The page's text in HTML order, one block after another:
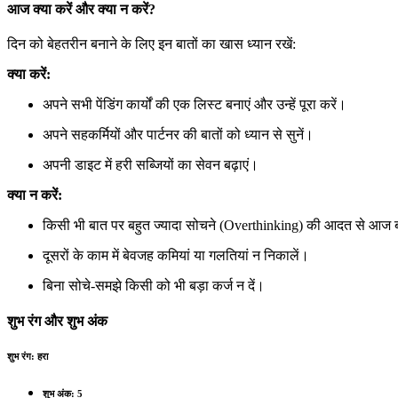
आज क्या करें और क्या न करें?
दिन को बेहतरीन बनाने के लिए इन बातों का खास ध्यान रखें:
क्या करें:
अपने सभी पेंडिंग कार्यों की एक लिस्ट बनाएं और उन्हें पूरा करें।
अपने सहकर्मियों और पार्टनर की बातों को ध्यान से सुनें।
अपनी डाइट में हरी सब्जियों का सेवन बढ़ाएं।
क्या न करें:
किसी भी बात पर बहुत ज्यादा सोचने (Overthinking) की आदत से आज
दूसरों के काम में बेवजह कमियां या गलतियां न निकालें।
बिना सोचे-समझे किसी को भी बड़ा कर्ज न दें।
शुभ रंग और शुभ अंक
शुभ रंग: हरा
शुभ अंक: 5